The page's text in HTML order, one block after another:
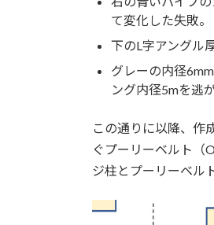
て変化した失敗。
下のL字アングル
グレーの内径
ング内径5mを逃
この通りに以降、作
ぐプーリーベルト（
ジ柱とプーリーベル